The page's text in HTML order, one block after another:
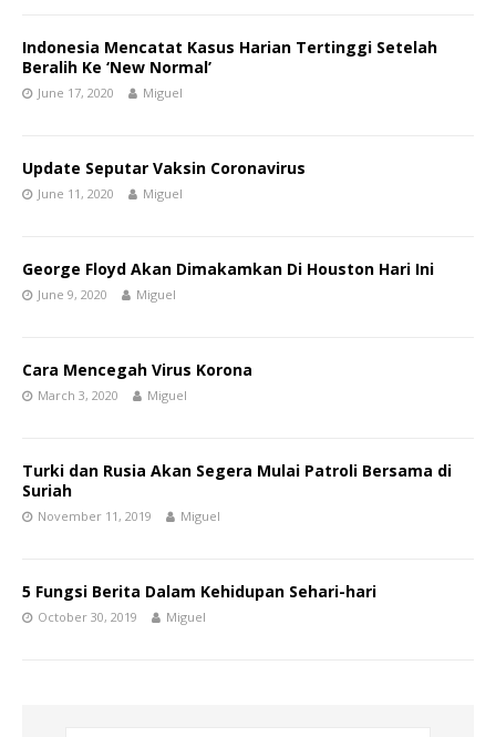
Indonesia Mencatat Kasus Harian Tertinggi Setelah
Beralih Ke ‘New Normal’
June 17, 2020 Miguel
Update Seputar Vaksin Coronavirus
June 11, 2020 Miguel
George Floyd Akan Dimakamkan Di Houston Hari Ini
June 9, 2020 Miguel
Cara Mencegah Virus Korona
March 3, 2020 Miguel
Turki dan Rusia Akan Segera Mulai Patroli Bersama di
Suriah
November 11, 2019 Miguel
5 Fungsi Berita Dalam Kehidupan Sehari-hari
October 30, 2019 Miguel